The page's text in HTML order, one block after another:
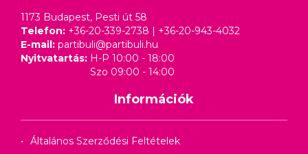
1173 Budapest, Pesti út 58
Telefon: +36-20-339-2738 | +36-20-943-4032
E-mail: partibuli@partibuli.hu
Nyitvatartás: H-P 10:00 - 18:00
Szo 09:00 - 14:00
Információk
Általános Szerződési Feltételek